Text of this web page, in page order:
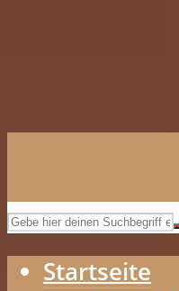
Startseite